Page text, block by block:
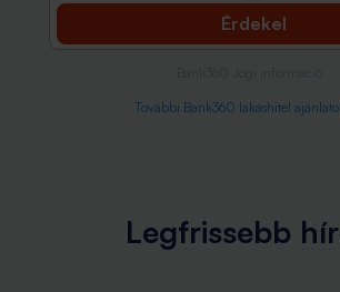
Érdekel
További Bank360 lakáshitel
Legfrissebb